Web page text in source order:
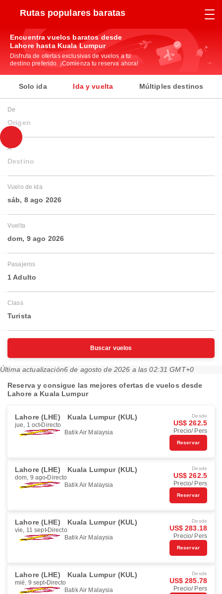
Rutas populares baratas
Encuentra vuelos baratos desde
Lahore hasta Kuala Lumpur
Disfruta de ofertas exclusivas de vuelos a tu
destino preferido. ¡Comienza tu reserva ahora!
Solo ida Ida y vuelta Múltiples destinos
De
Origen
A
Destino
Vuelo de ida
sáb, 8 ago 2026
Vuelta
dom, 9 ago 2026
Pasajeros
1 Adulto
Class
Turista
Buscar vuelos
Última actualización6 de agosto de 2026 a las 02:31 GMT+0
Reserva y consigue las mejores ofertas de vuelos desde
Lahore a Kuala Lumpur
Lahore (LHE) Kuala Lumpur (KUL)
jue, 1 oct Directo
Batik Air Malaysia
Desde
US$ 262.5
Precio/ Pers
Reservar
Lahore (LHE) Kuala Lumpur (KUL)
dom, 9 ago Directo
Batik Air Malaysia
Desde
US$ 262.5
Precio/ Pers
Reservar
Lahore (LHE) Kuala Lumpur (KUL)
vie, 11 sept Directo
Batik Air Malaysia
Desde
US$ 283.18
Precio/ Pers
Reservar
Lahore (LHE) Kuala Lumpur (KUL)
mié, 9 sept Directo
Batik Air Malaysia
Desde
US$ 285.78
Precio/ Pers